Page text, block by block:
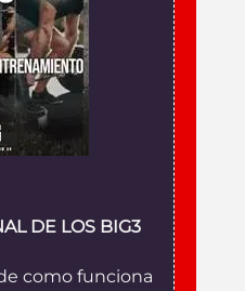
DE LOS BIG3
como funciona